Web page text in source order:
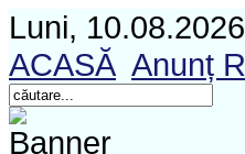
Luni, 10.08.2026
ACASĂ Anunț